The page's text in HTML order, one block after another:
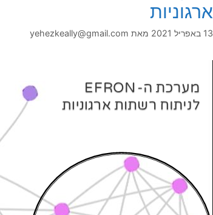
ארגוניות
13 באפריל 2021 מאת yehezkeally@gmail.com